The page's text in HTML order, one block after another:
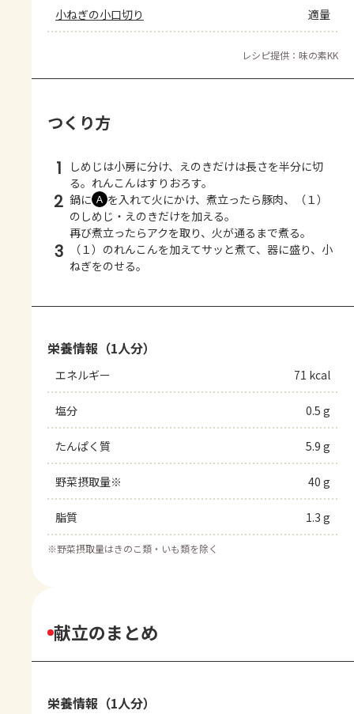
小ねぎの小口切り 適量
レシピ提供：味の素KK
つくり方
1
しめじは小房に分け、えのきだけは長さを半分に切
る。れんこんはすりおろす。
2 鍋に Ａ を入れて火にかけ、煮立ったら豚肉、（１）
のしめじ・えのきだけを加える。
再び煮立ったらアクを取り、火が通るまで煮る。
3
（１）のれんこんを加えてサッと煮て、器に盛り、小
ねぎをのせる。
栄養情報（1人分）
エネルギー 71 kcal
塩分 0.5 g
たんぱく質 5.9 g
野菜摂取量※ 40 g
脂質 1.3 g
※野菜摂取量はきのこ類・いも類を除く
献立のまとめ
栄養情報（1人分）